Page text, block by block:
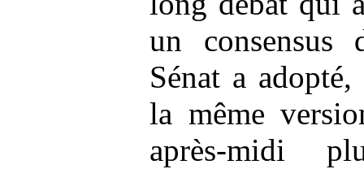
un consensus
Sénat a
la même
après-midi